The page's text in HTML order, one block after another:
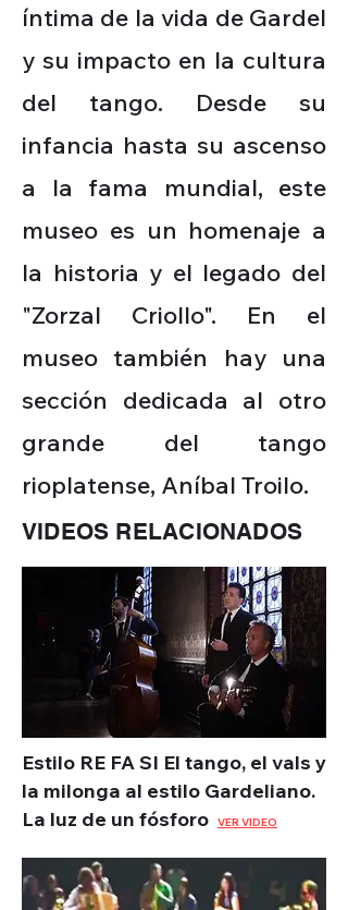
íntima de la vida de Gardel
y su impacto en la cultura
del tango. Desde su
infancia hasta su ascenso
a la fama mundial, este
museo es un homenaje a
la historia y el legado del
"Zorzal Criollo". En el
museo también hay una
sección dedicada al otro
grande del tango
rioplatense, Aníbal Troilo.
VIDEOS RELACIONADOS
Estilo RE FA SI El tango, el vals y
la milonga al estilo Gardeliano.
La luz de un fósforo
VER VIDEO